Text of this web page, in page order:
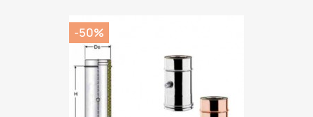
-50%